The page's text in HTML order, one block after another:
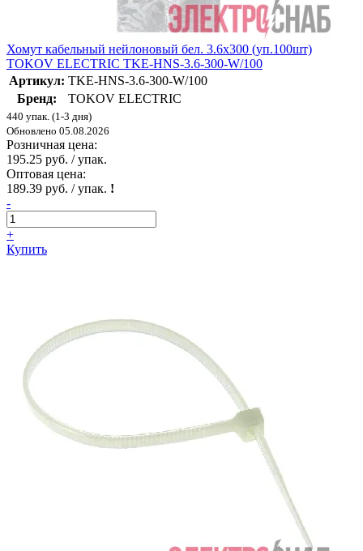
Хомут кабельный нейлоновый бел. 3.6х300 (уп.100шт)
TOKOV ELECTRIC TKE-HNS-3.6-300-W/100
Артикул: TKE-HNS-3.6-300-W/100
Бренд:
TOKOV ELECTRIC
440 упак. (1-3 дня)
Обновлено 05.08.2026
Розничная цена:
195.25 руб. / упак.
Оптовая цена:
189.39 руб. / упак. !
-
+
Купить